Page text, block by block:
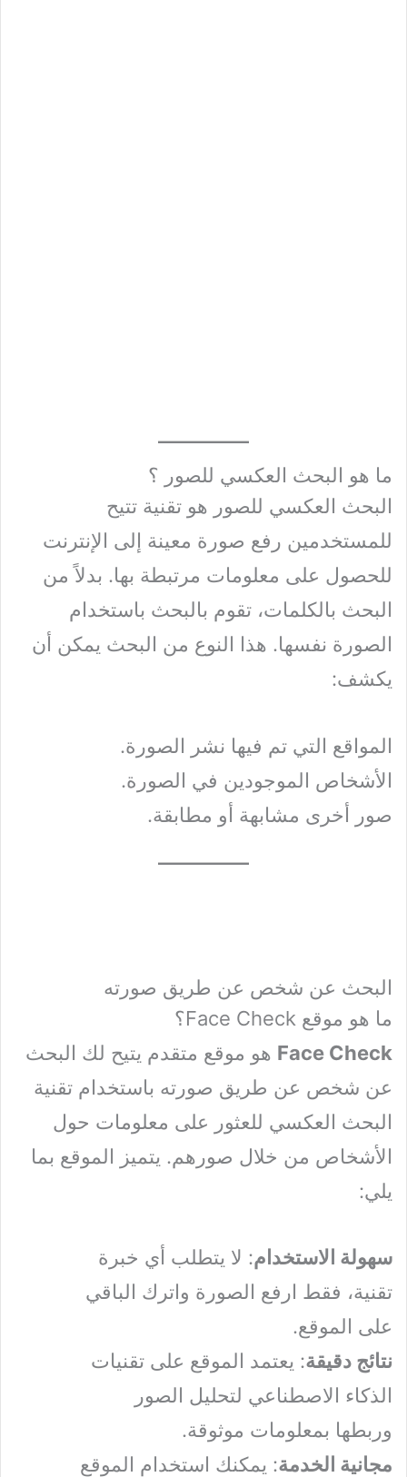
ما هو البحث العكسي للصور ؟
البحث العكسي للصور هو تقنية تتيح
للمستخدمين رفع صورة معينة إلى الإنترنت
للحصول على معلومات مرتبطة بها. بدلاً من
البحث بالكلمات، تقوم بالبحث باستخدام
الصورة نفسها. هذا النوع من البحث يمكن أن
يكشف:
المواقع التي تم فيها نشر الصورة.
الأشخاص الموجودين في الصورة.
صور أخرى مشابهة أو مطابقة.
البحث عن شخص عن طريق صورته
ما هو موقع Face Check؟
Face Check هو موقع متقدم يتيح لك البحث
عن شخص عن طريق صورته باستخدام تقنية
البحث العكسي للعثور على معلومات حول
الأشخاص من خلال صورهم. يتميز الموقع بما
يلي:
سهولة الاستخدام: لا يتطلب أي خبرة
تقنية، فقط ارفع الصورة واترك الباقي
على الموقع.
نتائج دقيقة: يعتمد الموقع على تقنيات
الذكاء الاصطناعي لتحليل الصور
وربطها بمعلومات موثوقة.
مجانية الخدمة: يمكنك استخدام الموقع